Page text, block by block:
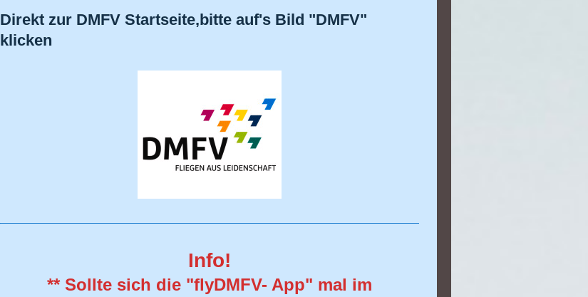
Direkt zur DMFV Startseite,bitte auf's Bild "DMFV"
klicken
Info!
** Sollte sich die "flyDMFV- App" mal im